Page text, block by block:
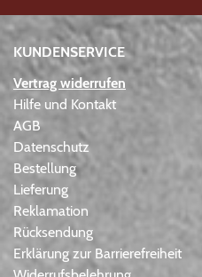
KUNDENSERVICE
Vertrag widerrufen
Hilfe und Kontakt
AGB
Datenschutz
Bestellung
Lieferung
Reklamation
Rücksendung
Erklärung zur Barrierefreiheit